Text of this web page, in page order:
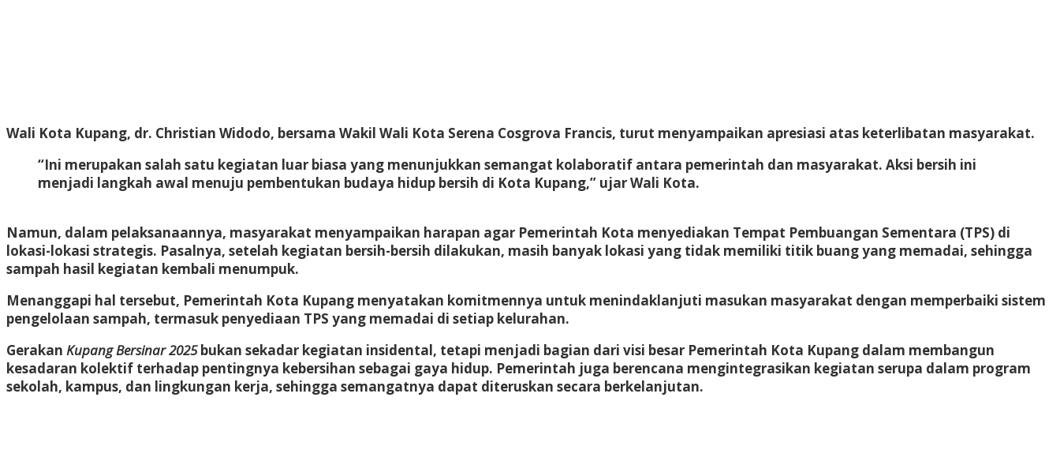
Wali Kota Kupang, dr. Christian Widodo, bersama Wakil Wali Kota Serena Cosgrova Francis, turut menyampaikan apresiasi atas keterlibatan masyarakat.
“Ini merupakan salah satu kegiatan luar biasa yang menunjukkan semangat kolaboratif antara pemerintah dan masyarakat. Aksi bersih ini
menjadi langkah awal menuju pembentukan budaya hidup bersih di Kota Kupang,” ujar Wali Kota.
Namun, dalam pelaksanaannya, masyarakat menyampaikan harapan agar Pemerintah Kota menyediakan Tempat Pembuangan Sementara (TPS) di
lokasi-lokasi strategis. Pasalnya, setelah kegiatan bersih-bersih dilakukan, masih banyak lokasi yang tidak memiliki titik buang yang memadai, sehingga
sampah hasil kegiatan kembali menumpuk.
Menanggapi hal tersebut, Pemerintah Kota Kupang menyatakan komitmennya untuk menindaklanjuti masukan masyarakat dengan memperbaiki sistem
pengelolaan sampah, termasuk penyediaan TPS yang memadai di setiap kelurahan.
Gerakan Kupang Bersinar 2025bukan sekadar kegiatan insidental, tetapi menjadi bagian dari visi besar Pemerintah Kota Kupang dalam membangun
kesadaran kolektif terhadap pentingnya kebersihan sebagai gaya hidup. Pemerintah juga berencana mengintegrasikan kegiatan serupa dalam program
sekolah, kampus, dan lingkungan kerja, sehingga semangatnya dapat diteruskan secara berkelanjutan.